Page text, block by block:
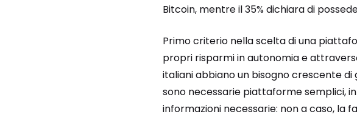
Bitcoin, mentre il 35% dichiara di
Primo criterio nella scelta di una
propri risparmi in autonomia e
italiani abbiano un bisogno crescente
sono necessarie piattaforme semplici,
informazioni necessarie: non a caso, la